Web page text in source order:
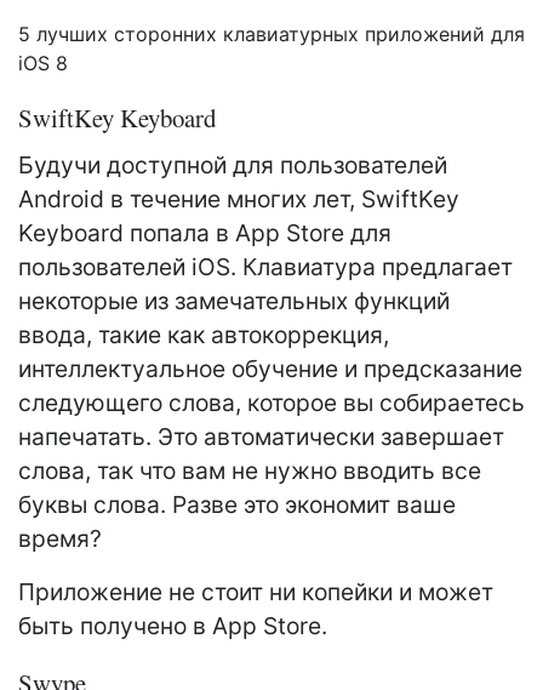
5 лучших сторонних клавиатурных приложений для
iOS 8
SwiftKey Keyboard
Будучи доступной для пользователей
Android в течение многих лет, SwiftKey
Keyboard попала в App Store для
пользователей iOS. Клавиатура предлагает
некоторые из замечательных функций
ввода, такие как автокоррекция,
интеллектуальное обучение и предсказание
следующего слова, которое вы собираетесь
напечатать. Это автоматически завершает
слова, так что вам не нужно вводить все
буквы слова. Разве это экономит ваше
время?
Приложение не стоит ни копейки и может
быть получено в App Store.
Swype